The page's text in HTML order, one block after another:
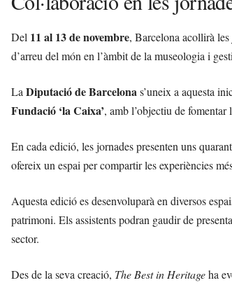
Del 11 al 13 de novembre, Barcelona acollirà les
d’arreu del món en l’àmbit de la museologia i
LaDiputació de Barcelonas’uneix a aquesta
Fundació ‘la Caixa’, amb l’objectiu de
En cada edició, les jornades presenten uns
ofereix un espai per compartir les experiències
Aquesta edició es desenvoluparà en diversos
patrimoni. Els assistents podran gaudir de
sector.
Des de la seva creació, The Best in Heritageha